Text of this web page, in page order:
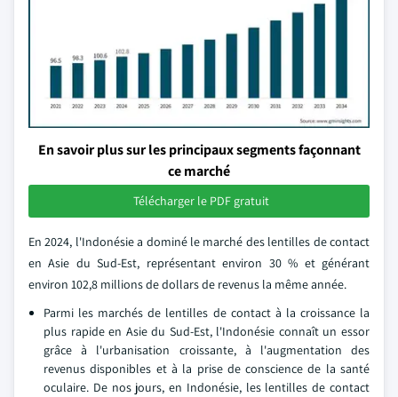
En savoir plus sur les principaux segments façonnant
ce marché
Télécharger le PDF gratuit
En 2024, l'Indonésie a dominé le marché des lentilles de contact
en Asie du Sud-Est, représentant environ 30 % et générant
environ 102,8 millions de dollars de revenus la même année.
Parmi les marchés de lentilles de contact à la croissance la
plus rapide en Asie du Sud-Est, l'Indonésie connaît un essor
grâce à l'urbanisation croissante, à l'augmentation des
revenus disponibles et à la prise de conscience de la santé
oculaire. De nos jours, en Indonésie, les lentilles de contact